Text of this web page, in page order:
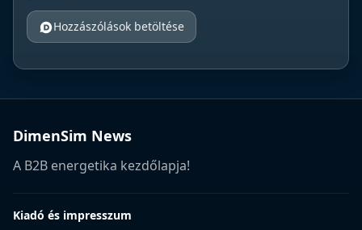
Hozzászólások betöltése
DimenSim News
A B2B energetika kezdőlapja!
Kiadó és impresszum